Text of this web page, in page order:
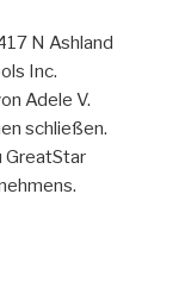
N Ashland
Inc.
Adele V.
schließen.
GreatStar